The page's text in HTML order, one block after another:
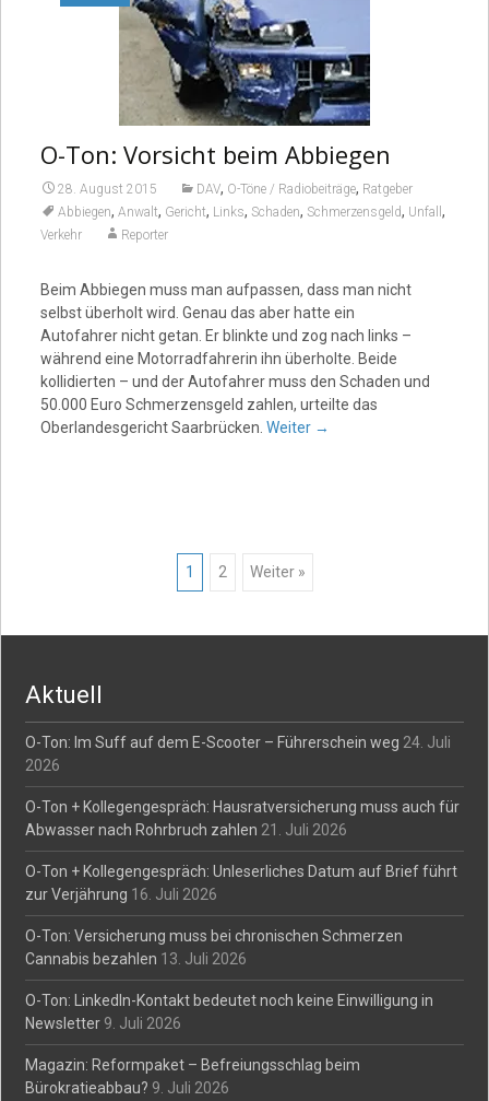
O-Ton: Vorsicht beim Abbiegen
28. August 2015 DAV, O-Töne / Radiobeiträge, Ratgeber
Abbiegen, Anwalt, Gericht, Links, Schaden, Schmerzensgeld, Unfall ,
Verkehr Reporter
Beim Abbiegen muss man aufpassen, dass man nicht
selbst überholt wird. Genau das aber hatte ein
Autofahrer nicht getan. Er blinkte und zog nach links –
während eine Motorradfahrerin ihn überholte. Beide
kollidierten – und der Autofahrer muss den Schaden und
50.000 Euro Schmerzensgeld zahlen, urteilte das
Oberlandesgericht Saarbrücken. Weiter →
navigation
1 2 Weiter »
Aktuell
O-Ton: Im Suff auf dem E-Scooter – Führerschein weg 24. Juli
2026
O-Ton + Kollegengespräch: Hausratversicherung muss auch für
Abwasser nach Rohrbruch zahlen 21. Juli 2026
O-Ton + Kollegengespräch: Unleserliches Datum auf Brief führt
zur Verjährung 16. Juli 2026
O-Ton: Versicherung muss bei chronischen Schmerzen
Cannabis bezahlen 13. Juli 2026
O-Ton: LinkedIn-Kontakt bedeutet noch keine Einwilligung in
Newsletter 9. Juli 2026
Magazin: Reformpaket – Befreiungsschlag beim
Bürokratieabbau? 9. Juli 2026